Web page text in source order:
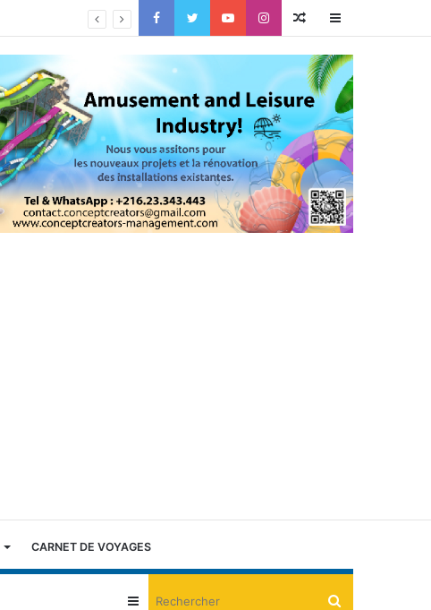
(barre
latérale)
Article
Aléatoire
Instagram
YouTube
Twitter
Facebook
CARNET DE VOYAGES
Sidebar